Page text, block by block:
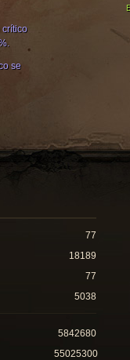
crítico
se
77
18189
77
5038
5842680
55025300